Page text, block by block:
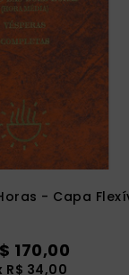
- Capa
170,00
R$ 34,00